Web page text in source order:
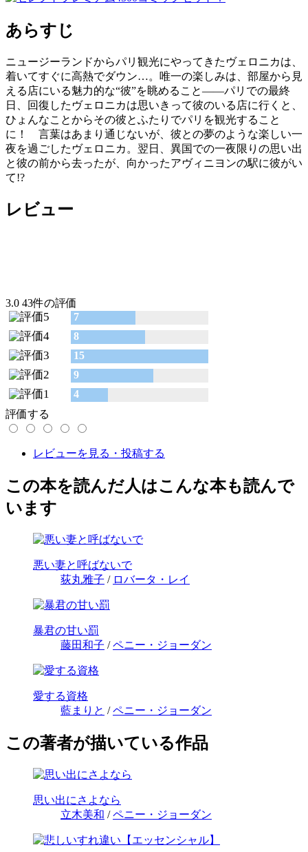
あらすじ
ニュージーランドからパリ観光にやってきたヴェロニカは、
着いてすぐに高熱でダウン…。唯一の楽しみは、部屋から見
える店にいる魅力的な“彼”を眺めること――パリでの最終
日、回復したヴェロニカは思いきって彼のいる店に行くと、
ひょんなことからその彼とふたりでパリを観光すること
に！ 言葉はあまり通じないが、彼との夢のような楽しい一
夜を過ごしたヴェロニカ。翌日、異国での一夜限りの思い出
と彼の前から去ったが、向かったアヴィニヨンの駅に彼がい
て!?
レビュー
3.0 43件の評価
7
8
15
9
4
評価する
レビューを見る・投稿する
この本を読んだ人はこんな本も読んで
います
悪い妻と呼ばないで
荻丸雅子 / ロバータ・レイ
暴君の甘い罰
藤田和子 /ペニー・ジョーダン
愛する資格
藍まりと /ペニー・ジョーダン
この著者が描いている作品
思い出にさよなら
立木美和 /ペニー・ジョーダン